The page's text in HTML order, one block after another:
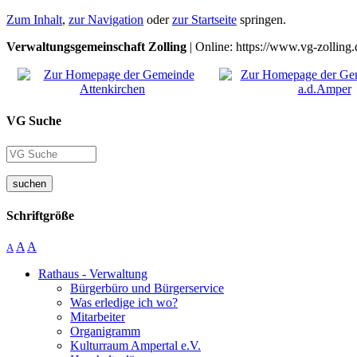
Zum Inhalt, zur Navigation oderzur Startseite springen.
Verwaltungsgemeinschaft Zolling | Online: https://www.vg-
VG Suche
suchen
Schriftgröße
A A A
Rathaus - Verwaltung
Bürgerbüro und Bürgerservice
Was erledige ich wo?
Mitarbeiter
Organigramm
Kulturraum Ampertal e.V.